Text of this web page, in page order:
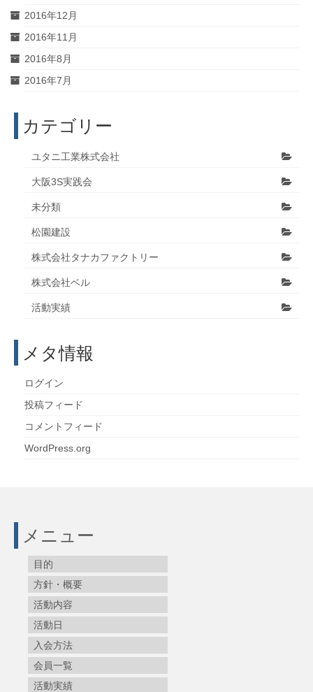
2016年12月
2016年11月
2016年8月
2016年7月
カテゴリー
ユタニ工業株式会社
大阪3S実践会
未分類
松園建設
株式会社タナカファクトリー
株式会社ベル
活動実績
メタ情報
ログイン
投稿フィード
コメントフィード
WordPress.org
メニュー
目的
方針・概要
活動内容
活動日
入会方法
会員一覧
活動実績